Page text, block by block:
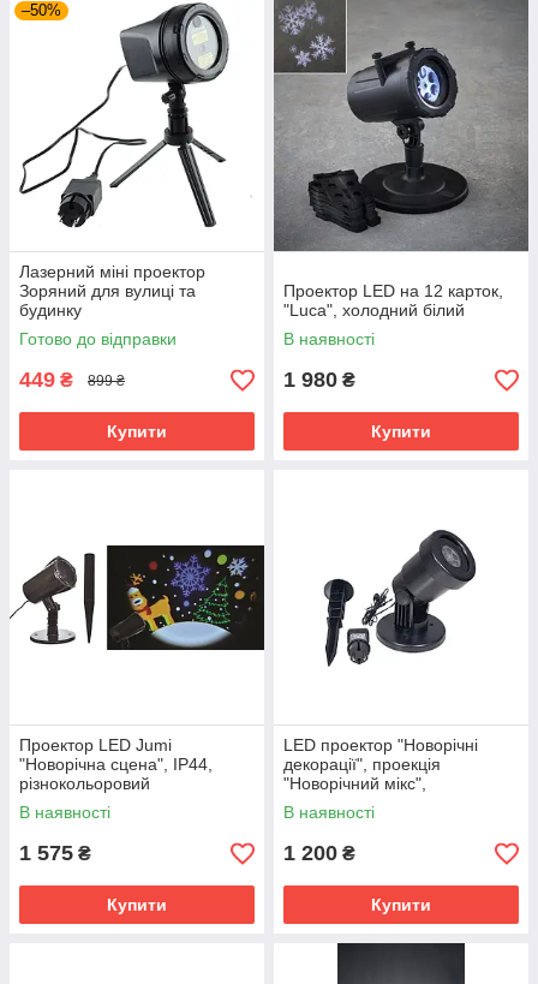
–50%
Лазерний міні проектор
Зоряний для вулиці та
будинку
Готово до відправки
449 ₴ 899 ₴
Купити
Проектор LED на 12 карток,
"Luca", холодний білий
В наявності
1 980 ₴
Купити
Проектор LED Jumi
"Новорічна сцена", IP44,
різнокольоровий
В наявності
1 575 ₴
Купити
LED проектор "Новорічні
декорації", проекція
"Новорічний мікс",
різнокольоровий 8108
В наявності
1 200 ₴
Купити